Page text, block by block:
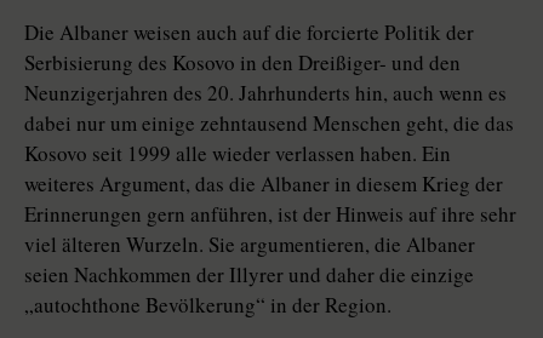
Die Albaner weisen auch auf die forcierte Politik der
Serbisierung des Kosovo in den Dreißiger- und den
Neunzigerjahren des 20. Jahrhunderts hin, auch wenn es
dabei nur um einige zehntausend Menschen geht, die das
Kosovo seit 1999 alle wieder verlassen haben. Ein
weiteres Argument, das die Albaner in diesem Krieg der
Erinnerungen gern anführen, ist der Hinweis auf ihre sehr
viel älteren Wurzeln. Sie argumentieren, die Albaner
seien Nachkommen der Illyrer und daher die einzige
„autochthone Bevölkerung“ in der Region.